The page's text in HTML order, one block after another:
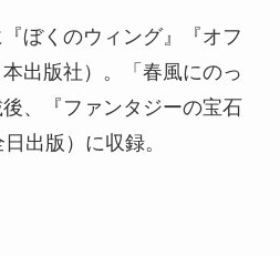
ぼくのウィング』『オフ
出版社）。「春風にのっ
、『ファンタジーの宝石
出版）に収録。